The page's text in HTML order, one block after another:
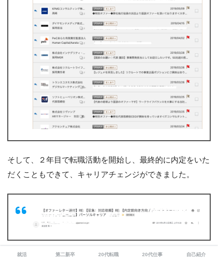
そして、２年目で転職活動を開始し、最終的に内定をいた
だくこともできて、キャリアチェンジができました。
なので、第二新卒としての転職は全然可能で、キャリアチ
就活 第二新卒 20代転職 20代仕事 自己紹介